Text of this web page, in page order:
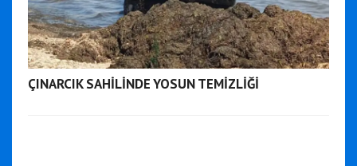
ÇINARCIK SAHİLİNDE YOSUN TEMİZLİĞİ